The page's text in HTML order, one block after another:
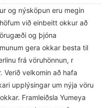
og nýsköpun eru megin
við einbeitt okkur að
og þjóna
gera okkar besta til
frá vöruhönnun, r
velkomin að hafa
upplýsingar um nýja vöru
Framleiðsla Yumeya